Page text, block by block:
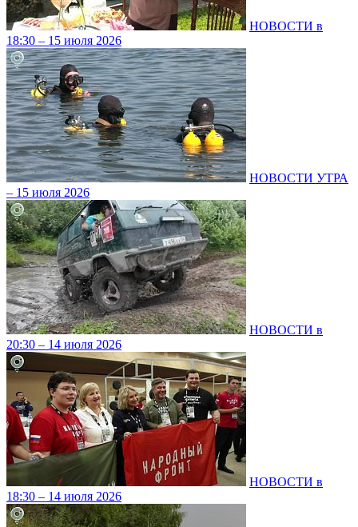
НОВОСТИ в
18:30 – 15 июля 2026
НОВОСТИ УТРА
– 15 июля 2026
НОВОСТИ в
20:30 – 14 июля 2026
НОВОСТИ в
18:30 – 14 июля 2026